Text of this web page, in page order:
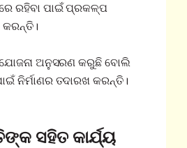
ରହିବା ପାଇଁ ପ୍ରକଳ୍ପ
କରନ୍ତି।
ଯୋଜନା ଅନୁସରଣ କରୁଛି ବୋଲି
ନିର୍ମାଣର ତଦାରଖ କରନ୍ତି।
ସହିତ କାର୍ଯ୍ୟ